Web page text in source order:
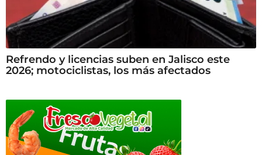
Refrendo y licencias suben en Jalisco este
2026; motociclistas, los más afectados